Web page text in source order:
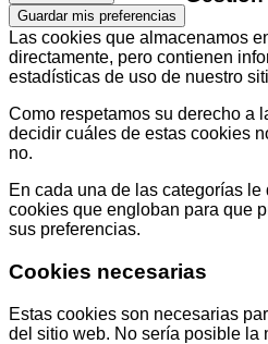
Guardar mis preferencias
Las cookies que almacenamos
directamente, pero contienen
estadísticas de uso de nuestro
Como respetamos su derecho a
decidir cuáles de estas cookies
no.
En cada una de las categorías
cookies que engloban para que
sus preferencias.
Cookies necesarias
Estas cookies son necesarias
del sitio web. No sería posible la